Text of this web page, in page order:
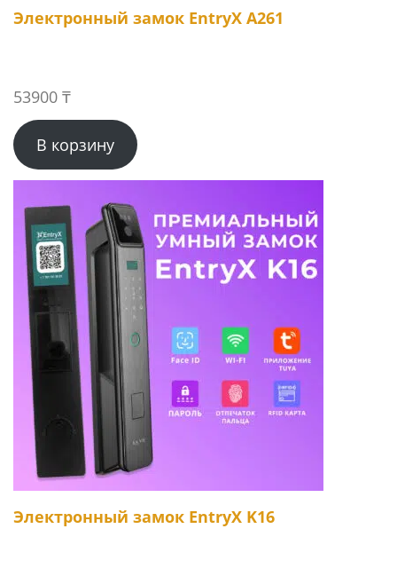
Электронный замок EntryX A261
53900 ₸
В корзину
Электронный замок EntryX K16